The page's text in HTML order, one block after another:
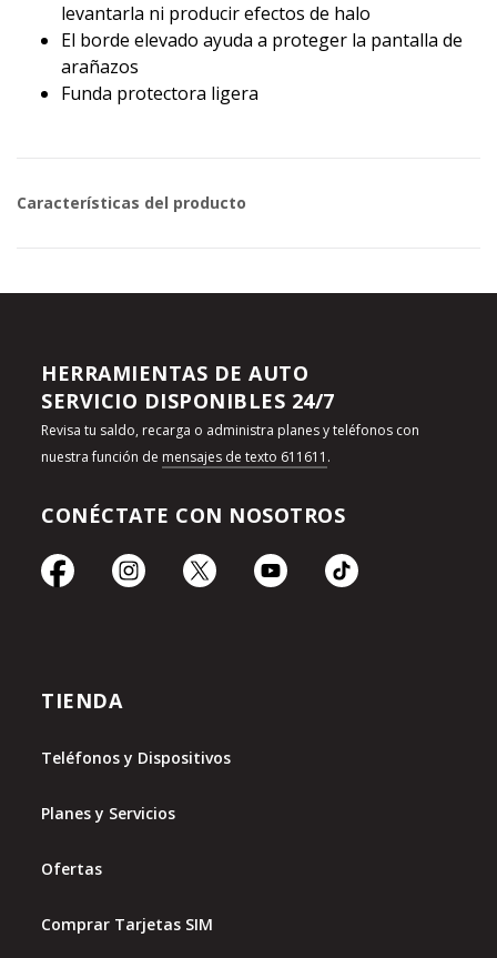
levantarla ni producir efectos de halo
El borde elevado ayuda a proteger la pantalla de
arañazos
Funda protectora ligera
Características del producto
HERRAMIENTAS DE AUTO
SERVICIO DISPONIBLES 24/7
Revisa tu saldo, recarga o administra planes y teléfonos con
nuestra función de mensajes de texto 611611 .
CONÉCTATE CON NOSOTROS
TIENDA
Teléfonos y Dispositivos
Planes y Servicios
Ofertas
Comprar Tarjetas SIM